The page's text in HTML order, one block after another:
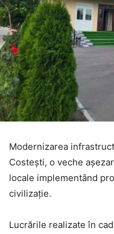
Modernizarea
Costești, o veche
locale implementând
civilizație.
Lucrările realizate în